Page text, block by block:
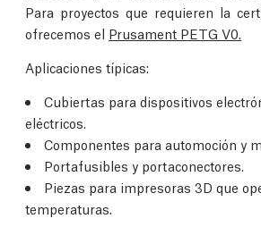
Para proyectos que requieren la
ofrecemos el Prusament PETG V0.
Aplicaciones típicas:
Cubiertas para dispositivos
eléctricos.
Componentes para automoción y
Portafusibles y portaconectores.
Piezas para impresoras 3D que
temperaturas.